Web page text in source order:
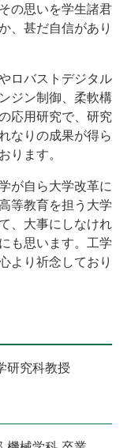
の思いを学生諸君
、甚だ自信があり
ロバストデジタル
ジン制御、柔軟構
応用研究で、研究
なりの成果が得ら
ります。
が自ら大学改革に
等教育を担う大学
、大事にしなけれ
も思います。工学
より祈念しており
研究科教授